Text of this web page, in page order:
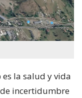
la salud y vida
incertidumbre